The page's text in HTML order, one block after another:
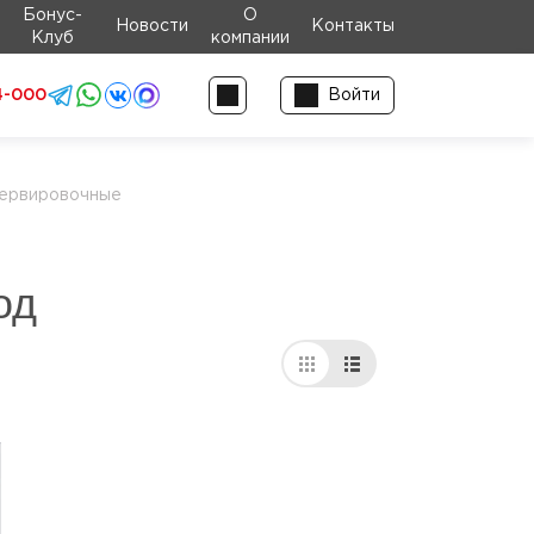
Бонус-
Клуб
Новости
О
компании
Контакты
000 Войти